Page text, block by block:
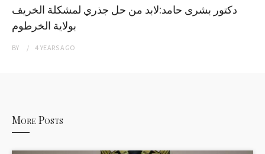
دكتور بشرى حامد:لابد من حل جذري لمشكلة الخريف
بولاية الخرطوم
BY 4 YEARSAGO
More Posts